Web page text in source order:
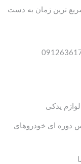
ترین زمان به دست
یدکی
دوره ای خودروهای